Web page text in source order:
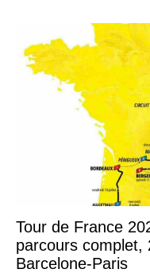
Tour de France
parcours complet,
Barcelone-Paris